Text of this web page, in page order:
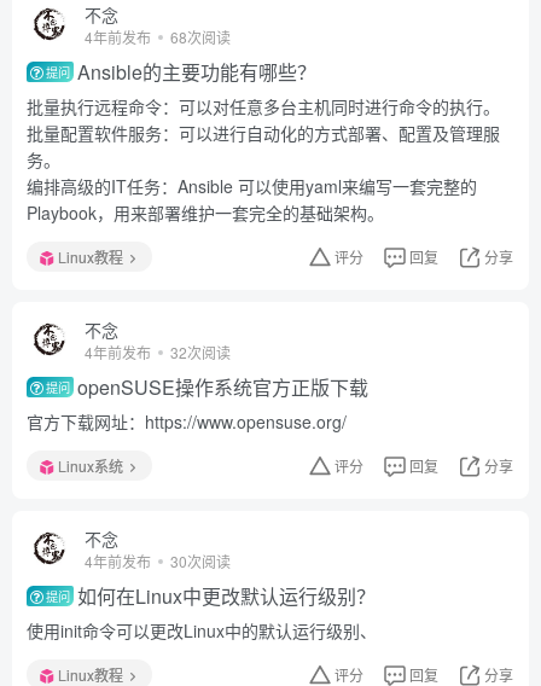
不念
4年前发布 68次阅读
提问 Ansible的主要功能有哪些？
批量执行远程命令：可以对任意多台主机同时进行命令的执行。
批量配置软件服务：可以进行自动化的方式部署、配置及管理服
务。
编排高级的IT任务：Ansible 可以使用yaml来编写一套完整的
Playbook，用来部署维护一套完全的基础架构。
Linux教程 评分 回复 分享
不念
4年前发布 32次阅读
提问 openSUSE操作系统官方正版下载
官方下载网址：https://www.opensuse.org/
Linux系统 评分 回复 分享
不念
4年前发布 30次阅读
提问 如何在Linux中更改默认运行级别？
使用init命令可以更改Linux中的默认运行级别、
Linux教程 评分 回复 分享